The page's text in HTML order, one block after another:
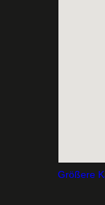
Größere